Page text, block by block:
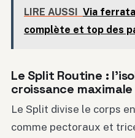
LIRE AUSSI
Via
complète et top des
Le Split Routine :
croissance maximale
Le Split divise le corps
comme pectoraux et